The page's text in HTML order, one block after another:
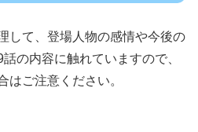
して、登場人物の感情や今後の
の内容に触れていますので、
はご注意ください。